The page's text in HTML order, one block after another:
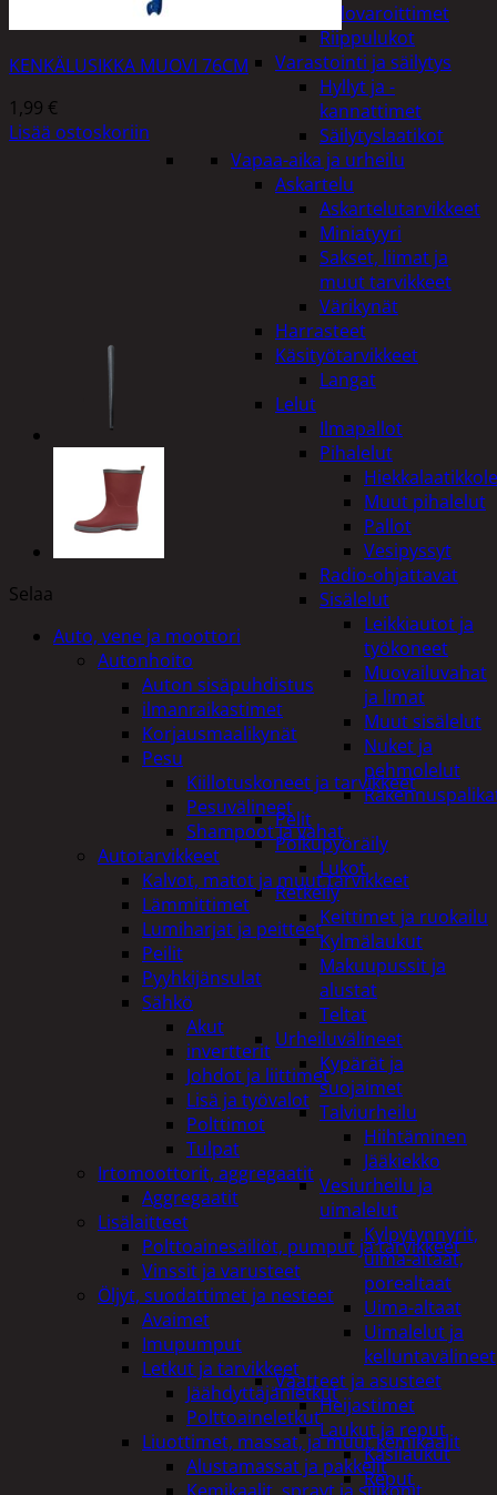
Palovaroittimet
Riippulukot
Varastointi ja säilytys
Hyllyt ja -
kannattimet
Säilytyslaatikot
Vapaa-aika ja urheilu
Askartelu
Askartelutarvikkeet
Miniatyyri
Sakset, liimat ja
muut tarvikkeet
Värikynät
Harrasteet
Käsityötarvikkeet
Langat
Lelut
Ilmapallot
Pihalelut
Muut pihalelut
Pallot
Vesipyssyt
Radio-ohjattavat
Sisälelut
Leikkiautot ja
työkoneet
Muovailuvahat
ja limat
Muut sisälelut
Nuket ja
pehmolelut
Pelit
Polkupyöräily
Lukot
Retkeily
Keittimet ja ruokailu
Kylmälaukut
Makuupussit ja
alustat
Teltat
Urheiluvälineet
Kypärät ja
suojaimet
Talviurheilu
Hiihtäminen
Jääkiekko
Vesiurheilu ja
uimalelut
Kylpytynnyrit,
uima-altaat,
porealtaat
Uima-altaat
Uimalelut ja
kelluntavälineet
Vaatteet ja asusteet
Heijastimet
Laukut ja reput
Käsilaukut
Reput
KENKÄLUSIKKA MUOVI 76CM
1,99 €
Lisää ostoskoriin
Selaa
Auto, vene ja moottori
Autonhoito
Auton sisäpuhdistus
ilmanraikastimet
Korjausmaalikynät
Pesu
Kiillotuskoneet ja tarvikkeet
Pesuvälineet
Shampoot ja vahat
Autotarvikkeet
Kalvot, matot ja muut tarvikkeet
Lämmittimet
Lumiharjat ja peitteet
Peilit
Pyyhkijänsulat
Sähkö
Akut
invertterit
Johdot ja liittimet
Lisä ja työvalot
Polttimot
Tulpat
Irtomoottorit, aggregaatit
Aggregaatit
Lisälaitteet
Polttoainesäiliöt, pumput ja tarvikkeet
Vinssit ja varusteet
Öljyt, suodattimet ja nesteet
Avaimet
Imupumput
Letkut ja tarvikkeet
Jäähdyttäjänletkut
Polttoaineletkut
Liuottimet, massat, ja muut kemikaalit
Alustamassat ja pakkelit